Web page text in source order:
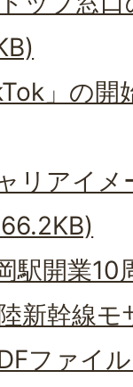
」の開
リアイ
駅開業10
新幹線
ファイ